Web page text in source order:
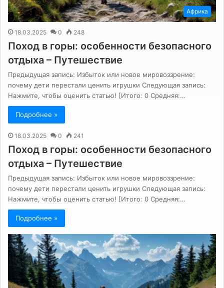
Африка
18.03.2025 0 248
Поход в горы: особенности безопасного
отдыха – Путешествие
Предыдущая запись: Избыток или новое мировоззрение:
почему дети перестали ценить игрушки Следующая запись:
Нажмите, чтобы оценить статью! [Итого: 0 Средняя:…
Подробнее »
18.03.2025 0 241
Поход в горы: особенности безопасного
отдыха – Путешествие
Предыдущая запись: Избыток или новое мировоззрение:
почему дети перестали ценить игрушки Следующая запись:
Нажмите, чтобы оценить статью! [Итого: 0 Средняя:…
Подробнее »